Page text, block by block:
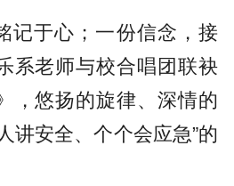
记于心；一份信念，接
系老师与校合唱团联袂
，悠扬的旋律、深情的
讲安全、个个会应急”的